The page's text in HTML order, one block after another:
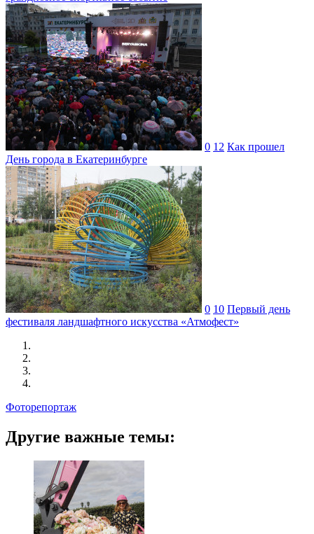
0 12 Как прошел
День города в Екатеринбурге
0 10 Первый день
фестиваля ландшафтного искусства «Атмофест»
Фоторепортаж
Другие важные темы: